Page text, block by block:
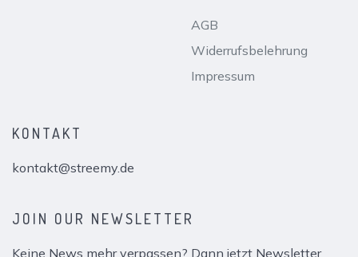
AGB
Widerrufsbelehrung
Impressum
KONTAKT
kontakt@streemy.de
JOIN OUR NEWSLETTER
Keine News mehr verpassen? Dann jetzt Newsletter